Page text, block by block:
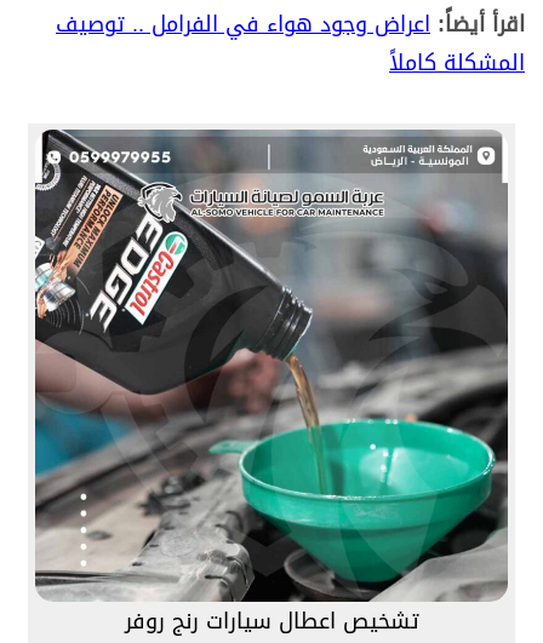
اقرأ أيضاً: اعراض وجود هواء في الفرامل .. توصيف
المشكلة كاملاً
تشخيص اعطال سيارات رنج روفر